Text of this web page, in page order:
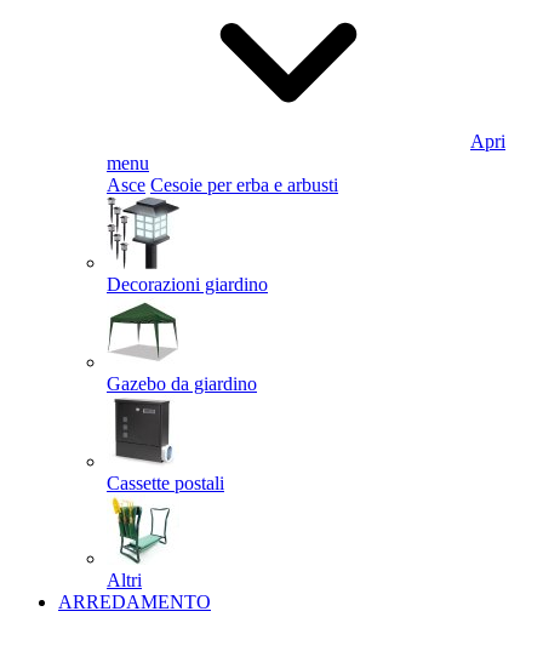
Apri
menu
Asce Cesoie per erba e arbusti
Decorazioni giardino
Gazebo da giardino
Cassette postali
Altri
ARREDAMENTO